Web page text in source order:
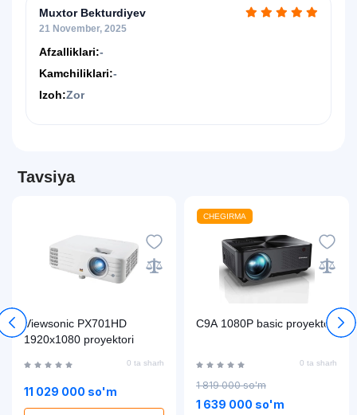
Muxtor Bekturdiyev
21 November, 2025
Afzalliklari:-
Kamchiliklari:-
Izoh:Zor
Tavsiya
Viewsonic PX701HD
1920x1080 proyektori
0 ta sharh
11 029 000 so'm
CHEGIRMA
C9A 1080P basic proyektori
0 ta sharh
1 819 000 so'm
1 639 000 so'm